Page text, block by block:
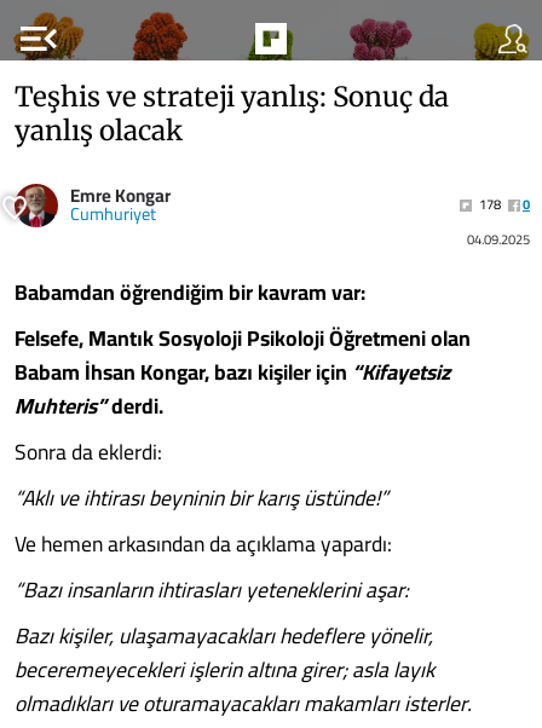
menu_open
Teşhis ve strateji yanlış: Sonuç da
yanlış olacak
Emre Kongar
Cumhuriyet 178
0
04.09.2025
Babamdan öğrendiğim bir kavram var:
Felsefe, Mantık Sosyoloji Psikoloji Öğretmeni olan
Babam İhsan Kongar, bazı kişiler için “Kifayetsiz
Muhteris”derdi.
Sonra da eklerdi:
“Aklı ve ihtirası beyninin bir karış üstünde!”
Ve hemen arkasından da açıklama yapardı:
“Bazı insanların ihtirasları yeteneklerini aşar:
Bazı kişiler, ulaşamayacakları hedeflere yönelir,
beceremeyecekleri işlerin altına girer; asla layık
olmadıkları ve oturamayacakları makamları isterler.